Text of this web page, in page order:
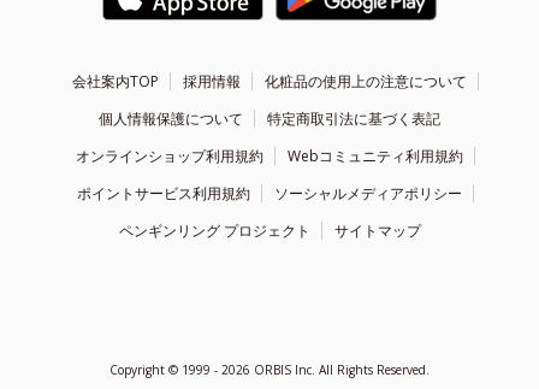
会社案内TOP 採用情報
化粧品の使用上の注意について
個人情報保護について
特定商取引法に基づく表記
オンラインショップ利用規約
Webコミュニティ利用規約
ポイントサービス利用規約
ソーシャルメディアポリシー
ペンギンリング プロジェクト
サイトマップ
Copyright © 1999 - 2026 ORBIS Inc. All Rights Reserved.